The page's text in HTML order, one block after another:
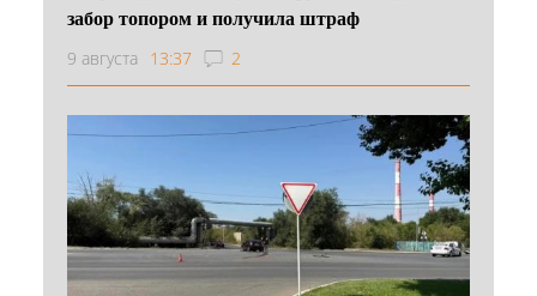
забор топором и получила штраф
9 августа 13:37 2